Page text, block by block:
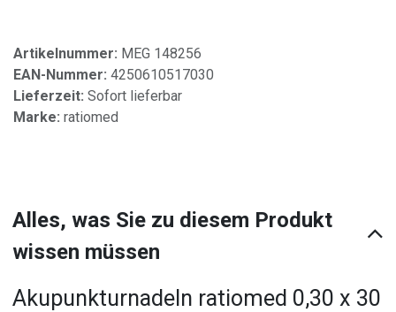
Artikelnummer: MEG 148256
EAN-Nummer: 4250610517030
Lieferzeit: Sofort lieferbar
Marke: ratiomed
Alles, was Sie zu diesem Produkt
wissen müssen
Akupunkturnadeln ratiomed 0,30 x 30